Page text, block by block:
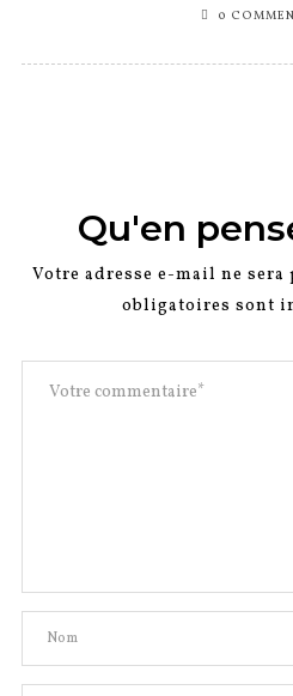
0
Qu'en
Votre adresse e-mail ne sera
obligatoires sont